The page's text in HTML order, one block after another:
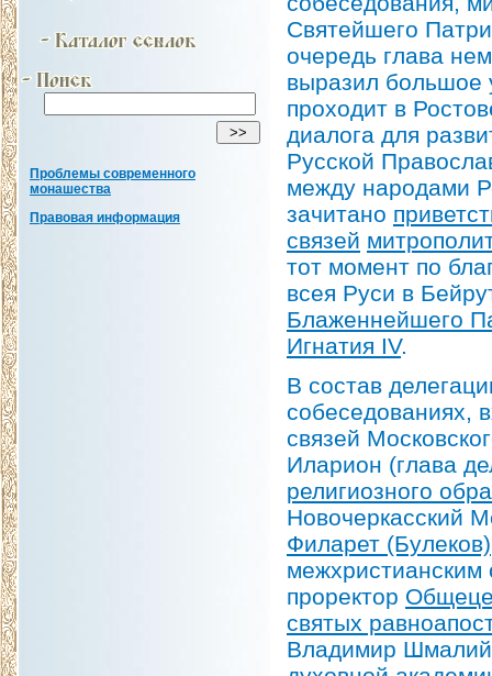
Проблемы современного
монашества
Правовая информация
Святейшего
очередь глава
выразил большое
проходит в
диалога для
Русской
между народами
зачитано
связей
тот момент по
всея Руси в
Блаженнейшего
Игнатия IV.
В состав
собеседованиях,
связей
Иларион (глава
религиозного
Новочеркасский
Филарет (Булеков)
проректор
святых
Владимир